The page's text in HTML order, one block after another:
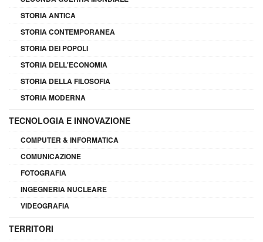
STORIA ANTICA
STORIA CONTEMPORANEA
STORIA DEI POPOLI
STORIA DELL'ECONOMIA
STORIA DELLA FILOSOFIA
STORIA MODERNA
TECNOLOGIA E INNOVAZIONE
COMPUTER & INFORMATICA
COMUNICAZIONE
FOTOGRAFIA
INGEGNERIA NUCLEARE
VIDEOGRAFIA
TERRITORI